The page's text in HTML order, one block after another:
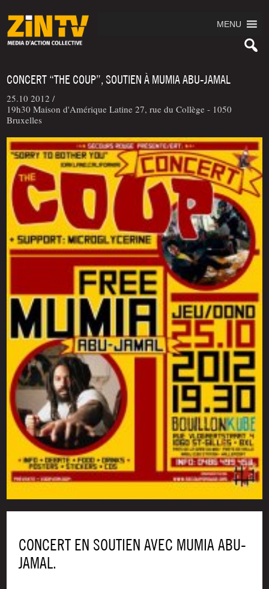
MENU
CONCERT “THE COUP”, SOUTIEN À MUMIA ABU-JAMAL
25.10 2012 /
19h30 Maison d'Amérique Latine 27, rue du Collège - 1050
Bruxelles
CONCERT EN SOUTIEN AVEC MUMIA ABU-
JAMAL.